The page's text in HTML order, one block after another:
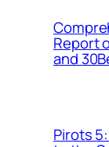
Report
and
Pirots